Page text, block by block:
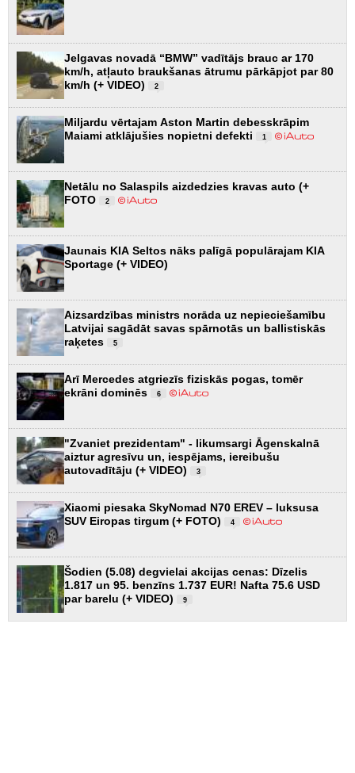
Jelgavas novadā “BMW” vadītājs brauc ar 170
km/h, atļauto braukšanas ātrumu pārkāpjot par 80
km/h (+ VIDEO)
2
Miljardu vērtajam Aston Martin debesskrāpim
Maiami atklājušies nopietni defekti
1
Netālu no Salaspils aizdedzies kravas auto (+
FOTO
2
Jaunais KIA Seltos nāks palīgā populārajam KIA
Sportage (+ VIDEO)
Aizsardzības ministrs norāda uz nepieciešamību
Latvijai sagādāt savas spārnotās un ballistiskās
raķetes
5
Arī Mercedes atgriezīs fiziskās pogas, tomēr
ekrāni dominēs
6
"Zvaniet prezidentam" - likumsargi Āgenskalnā
aiztur agresīvu un, iespējams, iereibušu
autovadītāju (+ VIDEO)
3
Xiaomi piesaka SkyNomad N70 EREV – luksusa
SUV Eiropas tirgum (+ FOTO)
4
Šodien (5.08) degvielai akcijas cenas: Dīzelis
1.817 un 95. benzīns 1.737 EUR! Nafta 75.6 USD
par barelu (+ VIDEO)
9